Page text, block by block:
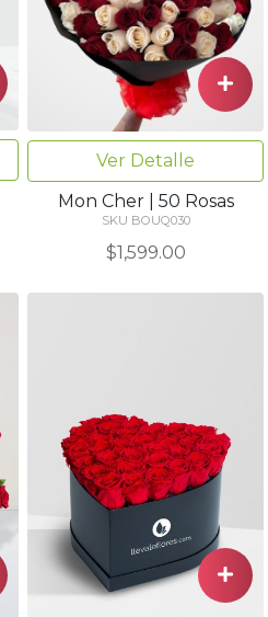
Ver Detalle
Mon Cher | 50 Rosas
SKU BOUQ030
$1,599.00